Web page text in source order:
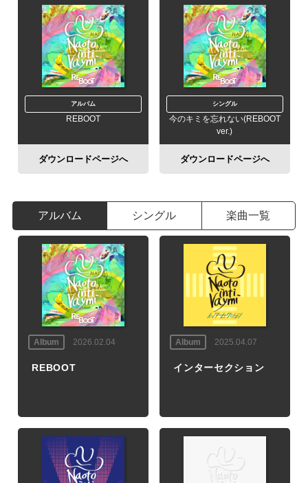
アルバム
REBOOT
ダウンロードページへ
シングル
今のキミを忘れない(REBOOT
ver.)
ダウンロードページへ
アルバム シングル 楽曲一覧
Album 2026.02.04
REBOOT
Album 2025.04.07
インターセクション